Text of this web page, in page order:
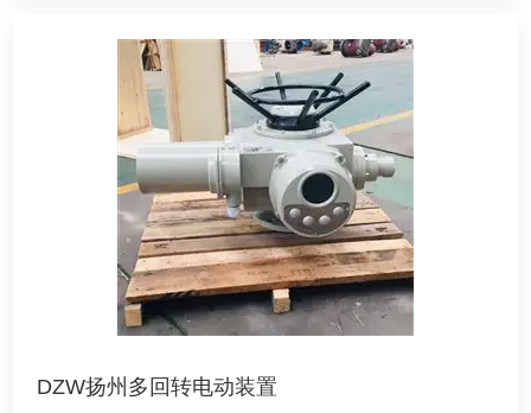
DZW扬州多回转电动装置